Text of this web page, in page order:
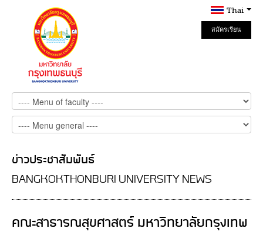
Thai
สมัครเรียน
Online
ข่าวประชาสัมพันธ์
BANGKOKTHONBURI UNIVERSITY NEWS
คณะสาธารณสุขศาสตร์ มหาวิทยาลัยกรุงเทพ